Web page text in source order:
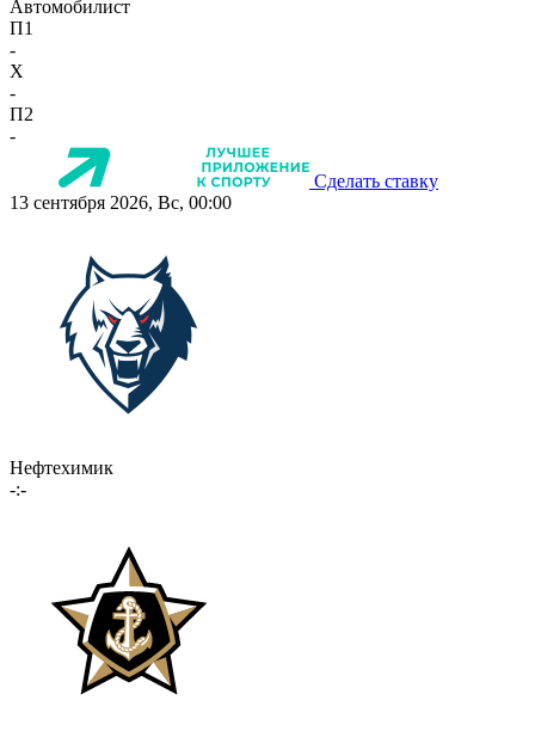
Автомобилист
П1
-
X
-
П2
-
Сделать ставку
13 сентября 2026, Вс, 00:00
Нефтехимик
-:-